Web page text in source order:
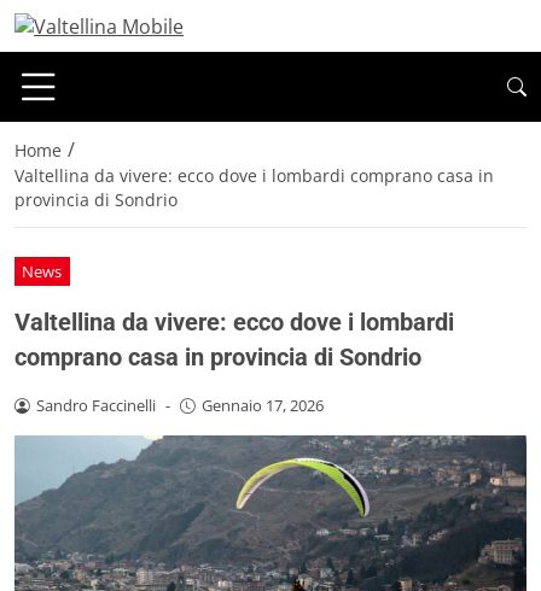
Home /
Valtellina da vivere: ecco dove i lombardi comprano casa in
provincia di Sondrio
News
Valtellina da vivere: ecco dove i lombardi
comprano casa in provincia di Sondrio
Sandro Faccinelli - Gennaio 17, 2026